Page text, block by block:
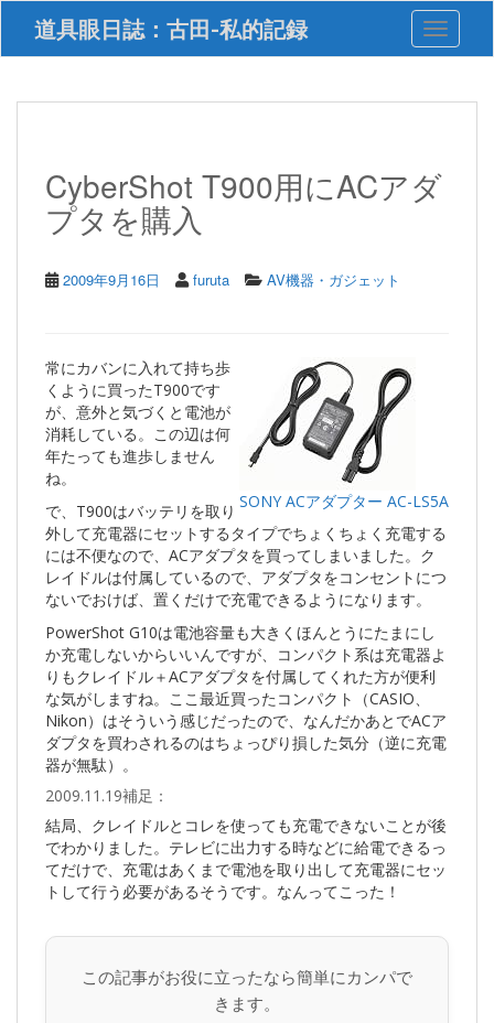
i
道具眼日誌：古田-私的記録 Toggle
CyberShot T900用にACアダ
プタを購入
2009年9月16日 furuta AV機器・ガジェット
SONY ACアダプター AC-LS5A
常にカバンに入れて持ち歩
くように買ったT900です
が、意外と気づくと電池が
消耗している。この辺は何
年たっても進歩しません
ね。
で、T900はバッテリを取り
外して充電器にセットするタイプでちょくちょく充電する
には不便なので、ACアダプタを買ってしまいました。ク
レイドルは付属しているので、アダプタをコンセントにつ
ないでおけば、置くだけで充電できるようになります。
PowerShot G10は電池容量も大きくほんとうにたまにし
か充電しないからいいんですが、コンパクト系は充電器よ
りもクレイドル＋ACアダプタを付属してくれた方が便利
な気がしますね。ここ最近買ったコンパクト（CASIO、
Nikon）はそういう感じだったので、なんだかあとでACア
ダプタを買わされるのはちょっぴり損した気分（逆に充電
器が無駄）。
2009.11.19補足：
結局、クレイドルとコレを使っても充電できないことが後
でわかりました。テレビに出力する時などに給電できるっ
てだけで、充電はあくまで電池を取り出して充電器にセッ
トして行う必要があるそうです。なんってこった！
この記事がお役に立ったなら簡単にカンパで
きます。